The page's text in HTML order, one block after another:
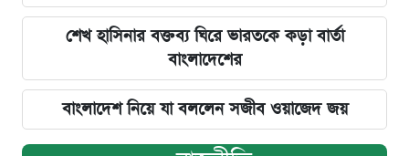
শেখ হাসিনার বক্তব্য ঘিরে ভারতকে কড়া বার্তা
বাংলাদেশের
বাংলাদেশ নিয়ে যা বললেন সজীব ওয়াজেদ জয়